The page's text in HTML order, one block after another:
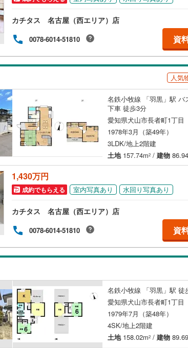
カチタス 名古屋（西エリア）店
0078-6014-51810 資
人気
名鉄小牧線 「羽黒」駅
下車 徒歩3分
愛知県犬山市長者町1丁目
1978年3月（築49年）
3LDK/地上2階建
土地157.74m2 / 建物
1,430万円
成約でもらえる 室内写真あり 水回り写真あり
カチタス 名古屋（西エリア）店
0078-6014-51810 資
名鉄小牧線 「羽黒」駅 徒
愛知県犬山市長者町1丁目
1979年7月（築48年）
4SK/地上2階建
土地158.02m2 / 建物
4
愛知
丹羽
海部
知多郡東浦町(5) 知多
知多郡武豊町
北設楽郡東栄町(0) 北設
LD
リビングダイニング15畳以上
（1）
キッチン
独立型キッチン（0） 対面
販売、価格、契約、入居関連など
即入居可能 （0）
浴室
浴室乾燥機あり
ウォークインクローゼット
（0）
床下
ウッドデッキあり（0）
構造・規模・施工・品質・工法関連
耐震、免震、制震構造
（0）